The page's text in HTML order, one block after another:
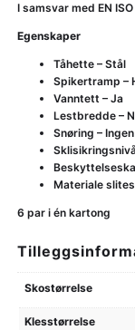
I samsvar med EN
Egenskaper
Tåhette – Stål
Spikertramp –
Vanntett – Ja
Lestbredde –
Snøring – Ingen
Materiale
6 par i én kartong
Skostørrelse
Klesstørrelse